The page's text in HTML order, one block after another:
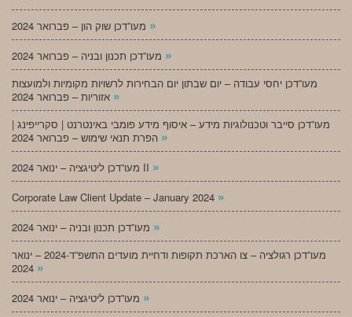
»
»
מעו”דכן יחסי עבודה – יום שבתון יום הבחירות לרשויות מקומיות ולמועצות
»
מעו”דכן סייבר וטכנולוגיות מידע – איסוף מידע פומבי באינטרנט | סקרייפינג |
»
מעו”דכן ליטיגציה – ינואר 2024 II »
Corporate Law Client Update – January 2024 »
»
מעו”דכן רגולציה – צו הארכת תקופות ודחיית מועדים התשפ”ד-2024 – ינואר
»
»